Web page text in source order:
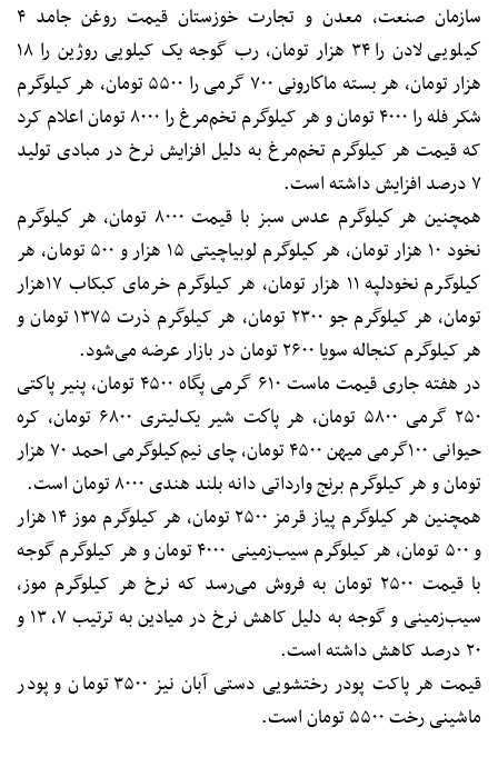
سازمان صنعت، معدن و تجارت خوزستان قیمت روغن جامد ۴
كيلويی لادن را ۳۴ هزار تومان، رب گوجه یک کیلویی روژین را ۱۸
هزار تومان، هر بسته ماكارونی ۷۰۰ گرمی را ۵۵۰۰ تومان، هر کیلوگرم
شکر فله را ۴۰۰۰ تومان و هر کیلوگرم تخم‌مرغ را ۸۰۰۰ تومان اعلام کرد
که قیمت هر کیلوگرم تخم‌مرغ به دلیل افزایش نرخ در مبادی تولید
۷ درصد افزایش داشته است.
همچنین هر كيلوگرم عدس سبز با قیمت ۸۰۰۰ تومان، هر كيلوگرم
نخود ۱۰ هزار تومان، هر كيلوگرم لوبياچیتی ۱۵ هزار و ۵۰۰ تومان، هر
كيلوگرم نخودلپه ۱۱ هزار تومان، هر کیلوگرم خرمای کبکاب ۱۷هزار
تومان، هر کیلوگرم جو ۲۳۰۰ تومان، هر کیلوگرم ذرت ۱۳۷۵ تومان و
هر کیلوگرم کنجاله سویا ۲۶۰۰ تومان در بازار عرضه می‌شود.
در هفته ‌جاری قیمت ماست ۶۱۰ گرمی پگاه ۴۵۰۰ تومان، پنير پاكتی
۲۵۰ گرمی ۵۸۰۰ تومان، هر پاكت شير یک‌لیتری ۶۸۰۰ تومان، کره
حیوانی ۱۰۰گرمی میهن ۴۵۰۰ تومان، چای نيم‌كيلوگرمی احمد ۷۰ هزار
تومان و هر کیلوگرم برنج وارداتی دانه بلند هندی ۸۰۰۰ تومان است.
همچنین هر كيلوگرم پياز قرمز ۲۵۰۰ تومان، هر کیلوگرم موز ۱۴ هزار
و ۵۰۰ تومان، هر کیلوگرم سیب‌زمینی ۴۰۰۰ تومان و هر کیلوگرم گوجه
با قیمت ۲۵۰۰ تومان به فروش می‌رسد که نرخ هر کیلوگرم موز،
سیب‌زمینی و گوجه به دلیل کاهش نرخ در میادین به ترتیب ۷، ۱۳ و
۲۰ درصد کاهش داشته است.
قیمت هر پاکت پودر رختشویی دستی آبان نیز ۳۵۰۰ تومان و پودر
ماشینی رخت ۵۵۰۰ تومان است.